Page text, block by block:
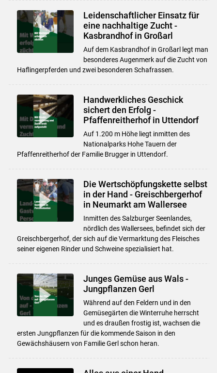
Leidenschaftlicher Einsatz für
eine nachhaltige Zucht -
Kasbrandhof in Großarl
Auf dem Kasbrandhof in Großarl legt man
besonderes Augenmerk auf die Zucht von
Haflingerpferden und zwei besonderen Schafrassen.
Handwerkliches Geschick
sichert den Erfolg -
Pfaffenreitherhof in Uttendorf
Auf 1.200 m Höhe liegt inmitten des
Nationalparks Hohe Tauern der
Pfaffenreitherhof der Familie Brugger in Uttendorf.
Die Wertschöpfungskette selbst
in der Hand - Greischbergerhof
in Neumarkt am Wallersee
Inmitten des Salzburger Seenlandes,
nördlich des Wallersees, befindet sich der
Greischbergerhof, der sich auf die Vermarktung des Fleisches
seiner eigenen Rinder und Schweine spezialisiert hat.
Junges Gemüse aus Wals -
Jungpflanzen Gerl
Während auf den Feldern und in den
Gemüsegärten die Winterruhe herrscht
und es draußen frostig ist, wachsen die
ersten Jungpflanzen für die kommende Saison in den
Gewächshäusern von Familie Gerl schon heran.